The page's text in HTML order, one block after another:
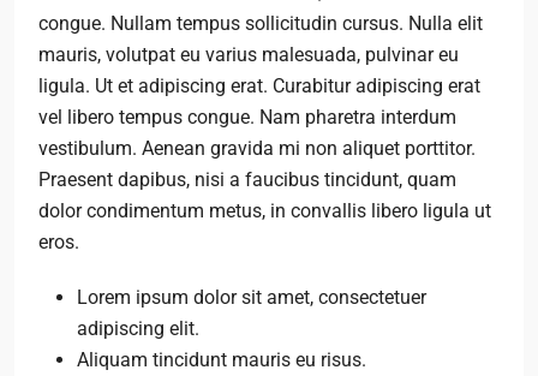
congue. Nullam tempus sollicitudin cursus. Nulla elit
mauris, volutpat eu varius malesuada, pulvinar eu
ligula. Ut et adipiscing erat. Curabitur adipiscing erat
vel libero tempus congue. Nam pharetra interdum
vestibulum. Aenean gravida mi non aliquet porttitor.
Praesent dapibus, nisi a faucibus tincidunt, quam
dolor condimentum metus, in convallis libero ligula ut
eros.
Lorem ipsum dolor sit amet, consectetuer
adipiscing elit.
Aliquam tincidunt mauris eu risus.